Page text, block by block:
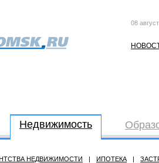
08
Недвижимость
НЕДВИЖИМОСТИ | ИПОТЕКА |